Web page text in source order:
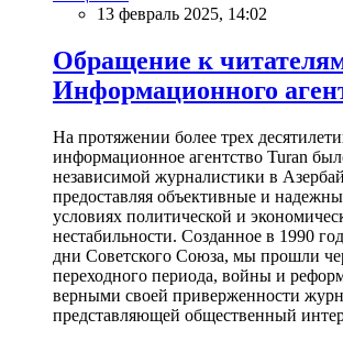
13 февраль 2025, 14:02
Обращение к
Информационного
На протяжении более трех
информационное агентство Turan
независимой журналистики в
предоставляя объективные и
условиях политической и
нестабильности. Созданное в 1990
дни Советского Союза, мы прошли
переходного периода, войны и
верными своей приверженности
представляющей общественный